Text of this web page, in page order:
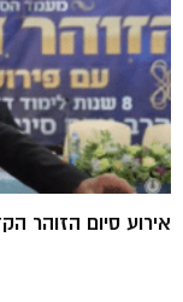
אירוע סיום הזוהר